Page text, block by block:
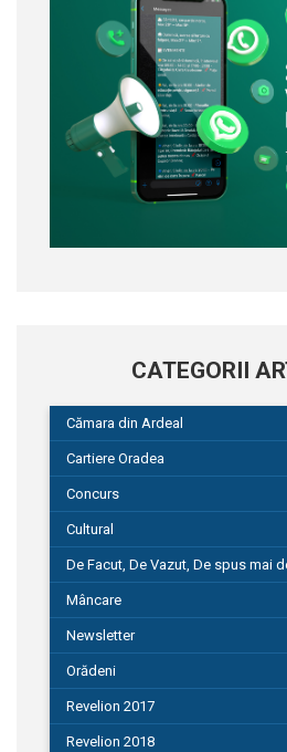
CATEGORII
Cămara din Ardeal
Cartiere Oradea
Concurs
Cultural
De Facut, De Vazut, De spus mai
580
Mâncare
Newsletter
Orădeni
Revelion 2017
Revelion 2018